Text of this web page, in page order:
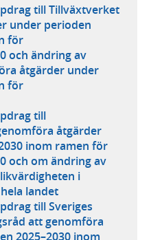
till Tillväxtverket
under perioden
för
och ändring av
åtgärder under
för
till
åtgärder
inom ramen för
och om ändring av
i
landet
till Sveriges
att genomföra
2025–2030 inom